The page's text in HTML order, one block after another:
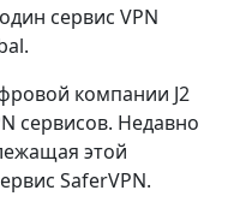
сервис VPN
компании J2
сервисов. Недавно
этой
SaferVPN.